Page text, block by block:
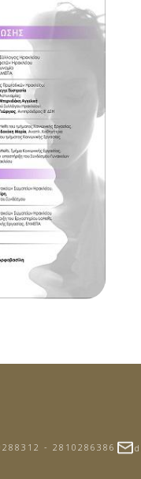
- 2810286386